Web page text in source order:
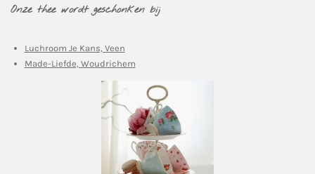
Onze thee wordt geschonken bij
Luchroom Je Kans, Veen
Made-Liefde, Woudrichem